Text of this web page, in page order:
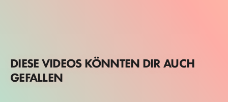
DIESE VIDEOS KÖNNTEN DIR AUCH
GEFALLEN